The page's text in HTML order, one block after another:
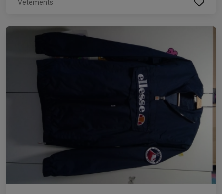
Vêtements